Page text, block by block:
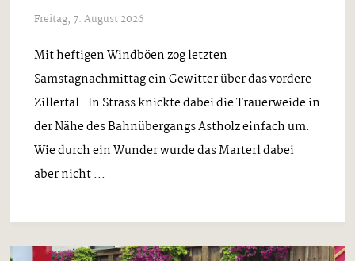
Freitag, 7. August 2026
Mit heftigen Windböen zog letzten
Samstagnachmittag ein Gewitter über das vordere
Zillertal. In Strass knickte dabei die Trauerweide in
der Nähe des Bahnübergangs Astholz einfach um.
Wie durch ein Wunder wurde das Marterl dabei
aber nicht ...